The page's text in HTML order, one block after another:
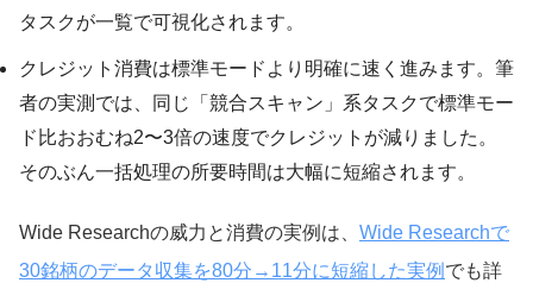
タスクが一覧で可視化されます。
クレジット消費は標準モードより明確に速く進みます。筆
者の実測では、同じ「競合スキャン」系タスクで標準モー
ド比おおむね2〜3倍の速度でクレジットが減りました。
そのぶん一括処理の所要時間は大幅に短縮されます。
Wide Researchの威力と消費の実例は、 Wide Researchで
30銘柄のデータ収集を80分→11分に短縮した実例 でも詳